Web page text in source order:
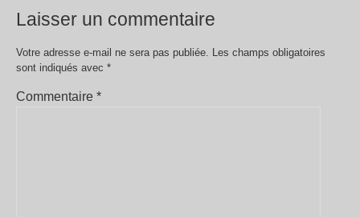
Laisser un commentaire
Votre adresse e-mail ne sera pas publiée. Les champs obligatoires
sont indiqués avec *
Commentaire *